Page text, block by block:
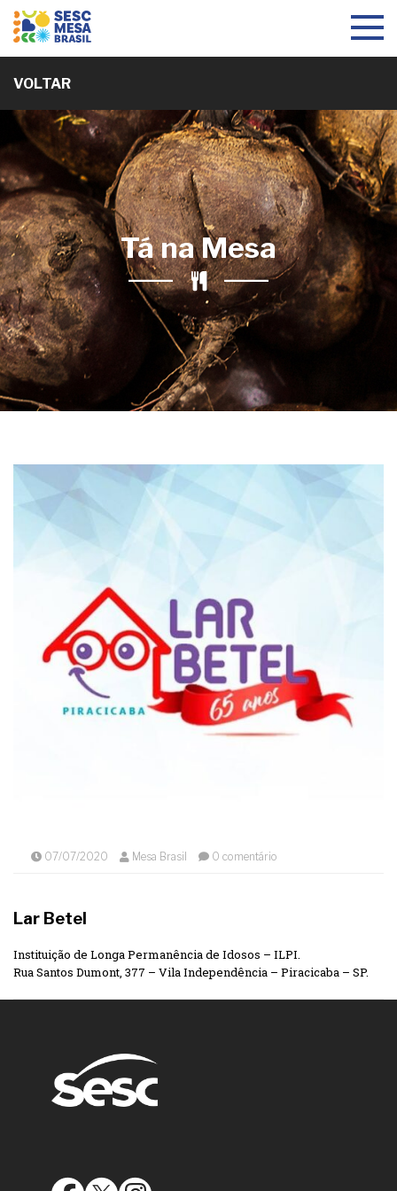
Toggle
VOLTAR
Tá na Mesa
07/07/2020 Mesa Brasil 0 comentário
Lar Betel
Instituição de Longa Permanência de Idosos – ILPI.
Rua Santos Dumont, 377 – Vila Independência – Piracicaba – SP.